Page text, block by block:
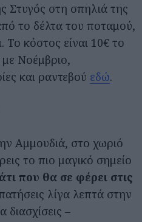
Στυγός στη σπηλιά της
το δέλτα του ποταμού,
Το κόστος είναι 10€ το
Νοέμβριο,
και ραντεβού εδώ.
Αμμουδιά, στο χωριό
το πιο μαγικό σημείο
που θα σε φέρει στις
λίγα λεπτά στην
διασχίσεις –